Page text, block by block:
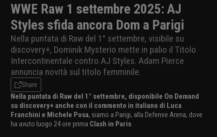
WWE Raw 1 settembre 2025: AJ
Styles sfida ancora Dom a Parigi
Nella puntata di Raw del 1° settembre, visibile su
discovery+, Dominik Mysterio mette in palio il Titolo
Intercontinentale contro AJ Styles. Adam Pierce
annuncia novità sul titolo femminile.
Share
Nella puntata di Raw del 1° settembre, disponibile On Demand
su discovery+ anche con il commento in italiano di Luca
Franchini e Michele Posa, siamo a Parigi, alla Defense Arena, dove
ha avuto luogo 24 ore prima Clash in Paris